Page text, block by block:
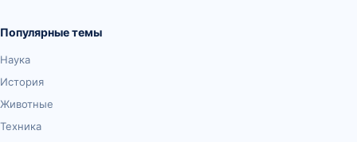
Популярные темы
Наука
История
Животные
Техника